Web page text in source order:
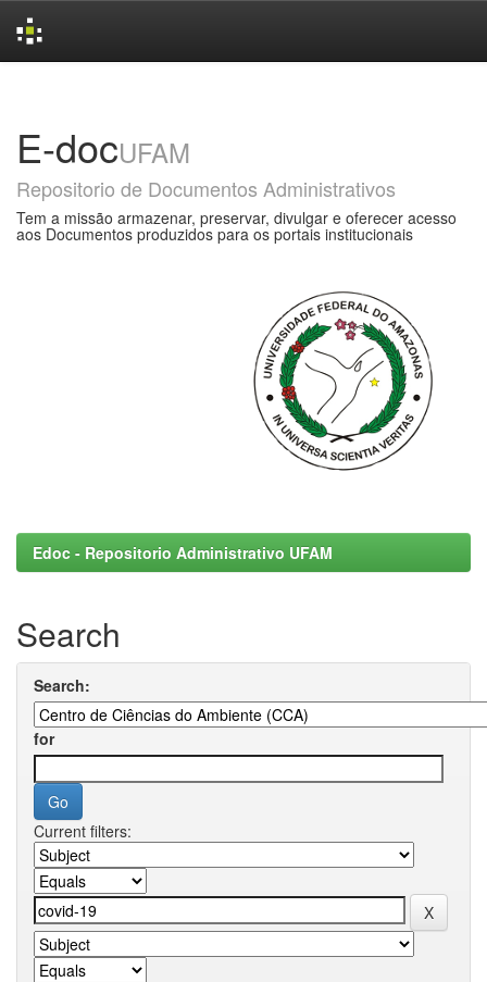
E-docUFAM
Repositorio de Documentos Administrativos
Tem a missão armazenar, preservar, divulgar e oferecer acesso
aos Documentos produzidos para os portais institucionais
Edoc - Repositorio Administrativo UFAM
Search
Search:
for
Current filters: